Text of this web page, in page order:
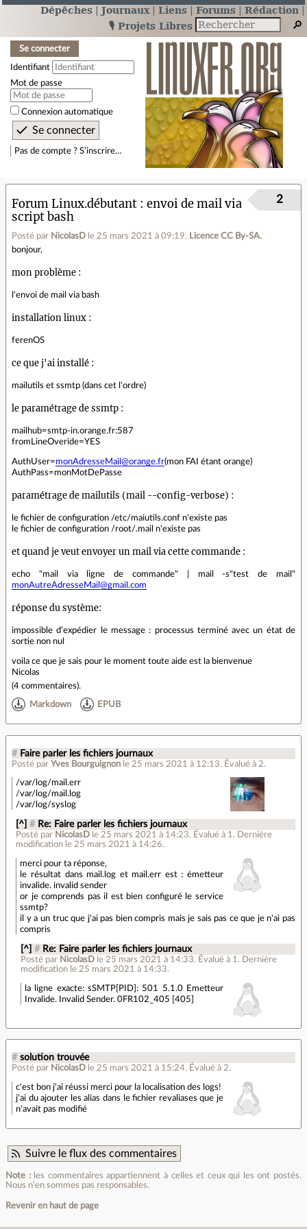
Dépêches Journaux Liens Forums
Rédaction
🎙️ Projets Libres
Se connecter
Identifiant
Mot de passe
Connexion automatique
Pas de compte ? S’inscrire…
Forum Linux.débutant
envoi de mail via
script bash
Posté par NicolasD le 25 mars 2021 à 09:19. Licence CC By‑SA.
2
bonjour,
mon problème :
l'envoi de mail via bash
installation linux :
ferenOS
ce que j'ai installé :
mailutils et ssmtp (dans cet l'ordre)
le paramétrage de ssmtp :
mailhub=smtp-in.orange.fr:587
fromLineOveride=YES
AuthUser=monAdresseMail@orange.fr(mon FAI étant orange)
AuthPass=monMotDePasse
paramétrage de mailutils (mail --config-verbose) :
le fichier de configuration /etc/maiutils.conf n'existe pas
le fichier de configuration /root/.mail n'existe pas
et quand je veut envoyer un mail via cette commande :
echo "mail via ligne de commande" | mail -s"test de mail"
monAutreAdresseMail@gmail.com
réponse du système:
impossible d’expédier le message : processus terminé avec un état de
sortie non nul
voila ce que je sais pour le moment toute aide est la bienvenue
Nicolas
(4 commentaires).
Markdown EPUB
# Faire parler les fichiers journaux
Posté par Yves Bourguignon le 25 mars 2021 à 12:13. Évalué à 2.
/var/log/mail.err
/var/log/mail.log
/var/log/syslog
[^] # Re: Faire parler les fichiers journaux
Posté par NicolasD le 25 mars 2021 à 14:23. Évalué à 1 .
Dernière
modification le 25 mars 2021 à 14:26.
merci pour ta réponse,
le résultat dans mail.log et mail.err est : émetteur
invalide. invalid sender
or je comprends pas il est bien configuré le service
ssmtp?
il y a un truc que j'ai pas bien compris mais je sais pas ce que je n'ai pas
compris
[^] # Re: Faire parler les fichiers journaux
Posté par NicolasD le 25 mars 2021 à 14:33. Évalué à 1 . Dernière
modification le 25 mars 2021 à 14:33.
la ligne exacte: sSMTP[PID]: 501 5.1.0 Emetteur
Invalide. Invalid Sender. 0FR102_405 [405]
# solution trouvée
Posté par NicolasD le 25 mars 2021 à 15:24. Évalué à 2.
c'est bon j'ai réussi merci pour la localisation des logs!
j'ai du ajouter les alias dans le fichier revaliases que je
n'avait pas modifié
Suivre le flux des commentaires
Note :les commentaires appartiennent à celles et ceux qui les ont postés.
Nous n’en sommes pas responsables.
Revenir en haut de page